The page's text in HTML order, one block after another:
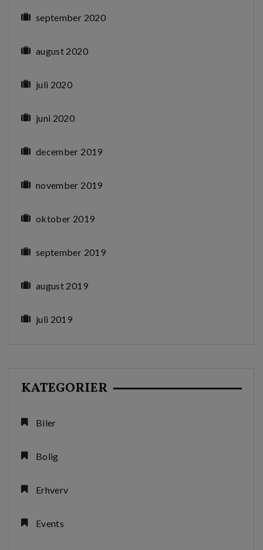
september 2020
august 2020
juli 2020
juni 2020
december 2019
november 2019
oktober 2019
september 2019
august 2019
juli 2019
KATEGORIER
Biler
Bolig
Erhverv
Events